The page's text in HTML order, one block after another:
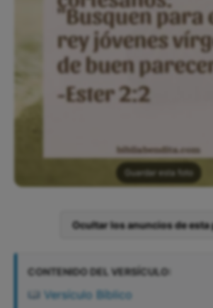
Guardar esta foto
Ocultar los anuncios de esta
CONTENIDO DEL VERSÍCULO:
Versículo Bíblico